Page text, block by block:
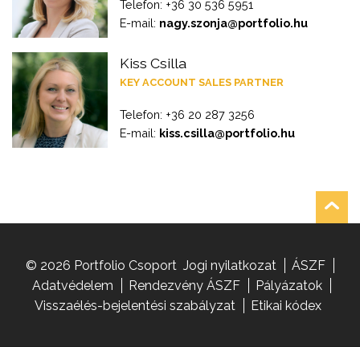
Telefon: +36 30 536 5951
E-mail: nagy.szonja@portfolio.hu
Kiss Csilla
KEY ACCOUNT SALES PARTNER
Telefon: +36 20 287 3256
E-mail: kiss.csilla@portfolio.hu
© 2026 Portfolio Csoport Jogi nyilatkozat
ÁSZF
Adatvédelem
Rendezvény ÁSZF
Pályázatok
Visszaélés-bejelentési szabályzat
Etikai kódex